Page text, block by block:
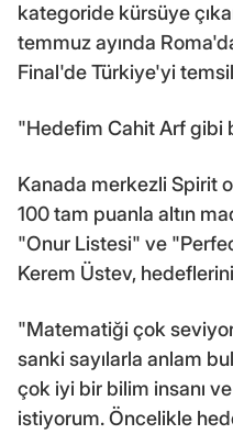
kategoride kürsüye
temmuz ayında
Final'de Türkiye'yi
"Hedefim Cahit Arf gibi
Kanada merkezli Spirit
100 tam puanla altın
"Onur Listesi" ve
Kerem Üstev,
"Matematiği çok
sanki sayılarla anlam
çok iyi bir bilim insanı
istiyorum. Öncelikle